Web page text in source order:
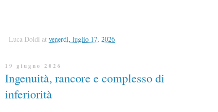
Luca Doldi at venerdì, luglio 17, 2026
19 giugno 2026
Ingenuità, rancore e complesso di
inferiorità